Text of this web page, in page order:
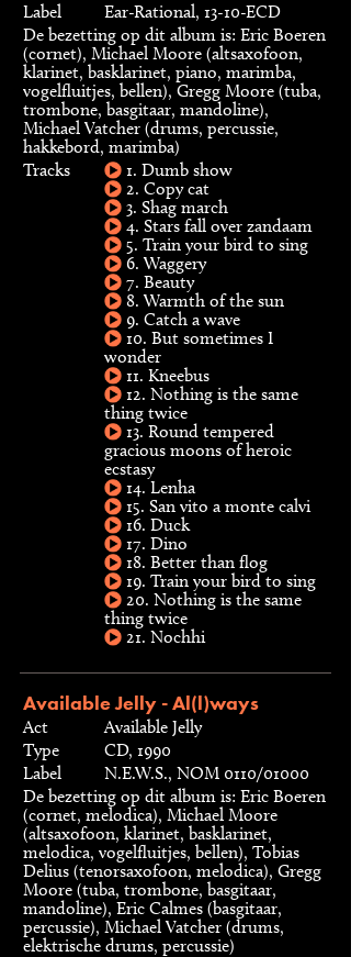
Label
Ear-Rational, 13-10-ECD
De bezetting op dit album is: Eric Boeren
(cornet), Michael Moore (altsaxofoon,
klarinet, basklarinet, piano, marimba,
vogelfluitjes, bellen), Gregg Moore (tuba,
trombone, basgitaar, mandoline),
Michael Vatcher (drums, percussie,
hakkebord, marimba)
Tracks
1. Dumb show
2. Copy cat
3. Shag march
4. Stars fall over zandaam
5. Train your bird to sing
6. Waggery
7. Beauty
8. Warmth of the sun
9. Catch a wave
10. But sometimes I
wonder
11. Kneebus
12. Nothing is the same
thing twice
13. Round tempered
gracious moons of heroic
ecstasy
14. Lenha
15. San vito a monte calvi
16. Duck
17. Dino
18. Better than flog
19. Train your bird to sing
20. Nothing is the same
thing twice
21. Nochhi
Available Jelly - Al(l)ways
Act
Available Jelly
Type
CD, 1990
Label
N.E.W.S., NOM 0110/01000
De bezetting op dit album is: Eric Boeren
(cornet, melodica), Michael Moore
(altsaxofoon, klarinet, basklarinet,
melodica, vogelfluitjes, bellen), Tobias
Delius (tenorsaxofoon, melodica), Gregg
Moore (tuba, trombone, basgitaar,
mandoline), Eric Calmes (basgitaar,
percussie), Michael Vatcher (drums,
elektrische drums, percussie)